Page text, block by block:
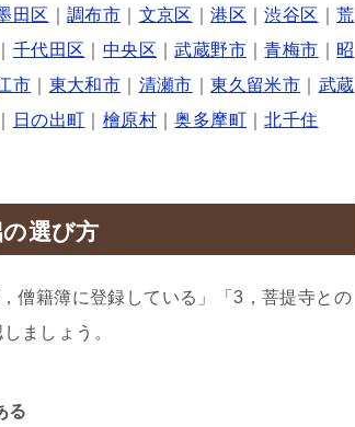
田区 ｜調布市 文京区 ｜港区 ｜渋谷区 ｜荒
千代田区 中央区 ｜武蔵野市 ｜青梅市
昭
市 東大和市 清瀬市 ｜東久留米市
武蔵
日の出町 檜原村 ｜奥多摩町 ｜北千住
選び方
僧籍簿に登録している」「3，菩提寺との
ましょう。
る